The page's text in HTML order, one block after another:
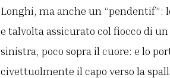
Longhi, ma anche un “pendentif”:
e talvolta assicurato col fiocco di
sinistra, poco sopra il cuore: e lo
civettuolmente il capo verso la